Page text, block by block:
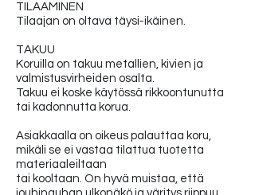
TILAAMINEN
Tilaajan on oltava täysi-ikäinen.
TAKUU
Koruilla on takuu metallien, kivien ja
valmistusvirheiden osalta.
Takuu ei koske käytössä rikkoontunutta
tai kadonnutta korua.
Asiakkaalla on oikeus palauttaa koru,
mikäli se ei vastaa tilattua tuotetta
materiaaleiltaan
tai kooltaan. On hyvä muistaa, että